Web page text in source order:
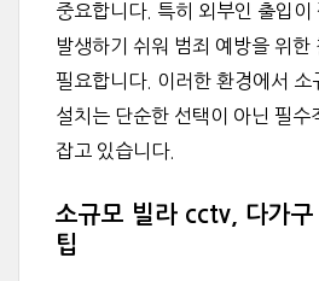
중요합니다. 특히 외부인 출입이
발생하기 쉬워 범죄 예방을 위한
필요합니다. 이러한 환경에서 소
설치는 단순한 선택이 아닌 필수
잡고 있습니다.
소규모 빌라 cctv, 다가구
팁